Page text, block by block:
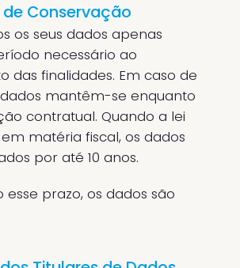
Conservação
os seus dados apenas
necessário ao
das finalidades. Em caso de
mantêm-se enquanto
contratual. Quando a lei
matéria fiscal, os dados
por até 10 anos.
esse prazo, os dados são